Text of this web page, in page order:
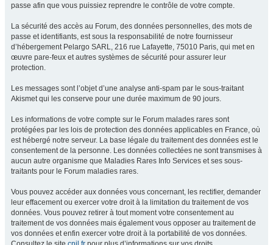
passe afin que vous puissiez reprendre le contrôle de votre compte.
La sécurité des accès au Forum, des données personnelles, des mots de
passe et identifiants, est sous la responsabilité de notre fournisseur
d’hébergement Pelargo SARL, 216 rue Lafayette, 75010 Paris, qui met en
œuvre pare-feux et autres systèmes de sécurité pour assurer leur
protection.
Les messages sont l’objet d’une analyse anti-spam par le sous-traitant
Akismet qui les conserve pour une durée maximum de 90 jours.
Les informations de votre compte sur le Forum malades rares sont
protégées par les lois de protection des données applicables en France, où
est hébergé notre serveur. La base légale du traitement des données est le
consentement de la personne. Les données collectées ne sont transmises à
aucun autre organisme que Maladies Rares Info Services et ses sous-
traitants pour le Forum maladies rares.
Vous pouvez accéder aux données vous concernant, les rectifier, demander
leur effacement ou exercer votre droit à la limitation du traitement de vos
données. Vous pouvez retirer à tout moment votre consentement au
traitement de vos données mais également vous opposer au traitement de
vos données et enfin exercer votre droit à la portabilité de vos données.